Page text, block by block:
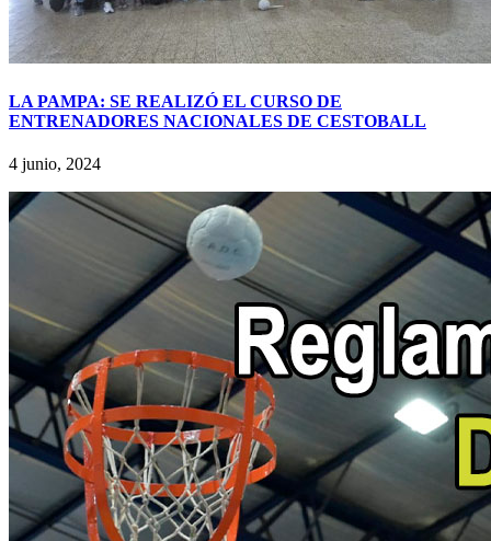
LA PAMPA: SE REALIZÓ EL CURSO DE
ENTRENADORES NACIONALES DE CESTOBALL
4 junio, 2024